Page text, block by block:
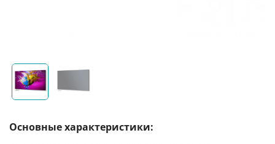
Основные характеристики: